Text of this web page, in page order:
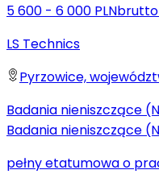
5 600 - 6 000 PLNbrutto
LS Technics
Pyrzowice,
Badania nieniszczące
Badania nieniszczące
pełny etatumowa o